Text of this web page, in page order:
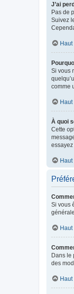
J’ai
Pas de
Suivez
Haut
Si vous
comme
Haut
À quoi
Cette
Haut
Si vous
Haut
Dans le
des
Haut